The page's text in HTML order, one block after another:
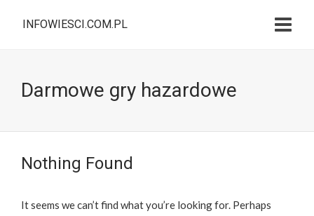
INFOWIESCI.COM.PL
Darmowe gry hazardowe
Nothing Found
It seems we can’t find what you’re looking for. Perhaps